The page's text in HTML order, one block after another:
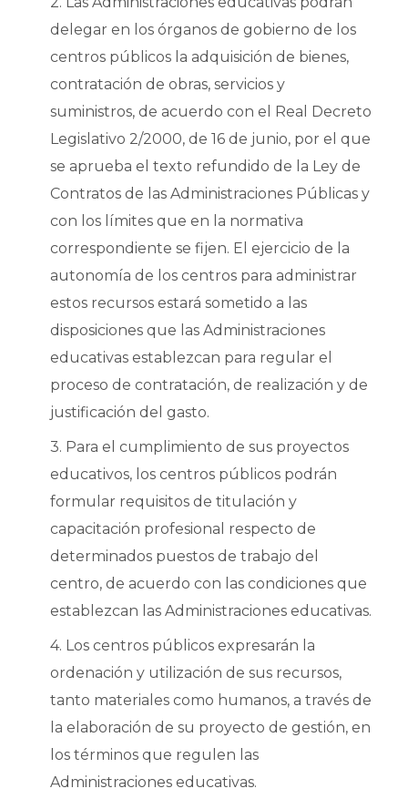
delegar en los órganos de gobierno de los
centros públicos la adquisición de bienes,
contratación de obras, servicios y
suministros, de acuerdo con el Real Decreto
Legislativo 2/2000, de 16 de junio, por el que
se aprueba el texto refundido de la Ley de
Contratos de las Administraciones Públicas y
con los límites que en la normativa
correspondiente se fijen. El ejercicio de la
autonomía de los centros para administrar
estos recursos estará sometido a las
disposiciones que las Administraciones
educativas establezcan para regular el
proceso de contratación, de realización y de
justificación del gasto.
3. Para el cumplimiento de sus proyectos
educativos, los centros públicos podrán
formular requisitos de titulación y
capacitación profesional respecto de
determinados puestos de trabajo del
centro, de acuerdo con las condiciones que
establezcan las Administraciones educativas.
4. Los centros públicos expresarán la
ordenación y utilización de sus recursos,
tanto materiales como humanos, a través de
la elaboración de su proyecto de gestión, en
los términos que regulen las
Administraciones educativas.